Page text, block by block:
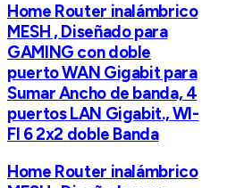
Home Router inalámbrico
MESH , Diseñado para
GAMING con doble
puerto WAN Gigabit para
Sumar Ancho de banda, 4
puertos LAN Gigabit., WI-
FI 6 2x2 doble Banda
Home Router inalámbrico